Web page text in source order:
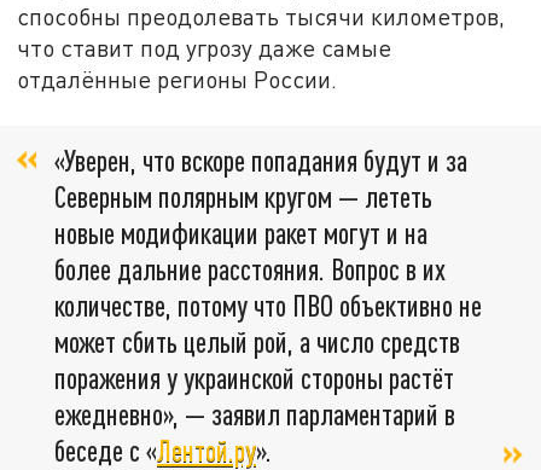
способны преодолевать тысячи километров,
что ставит под угрозу даже самые
отдалённые регионы России.
«Уверен, что вскоре попадания будут и за
Северным полярным кругом — лететь
новые модификации ракет могут и на
более дальние расстояния. Вопрос в их
количестве, потому что ПВО объективно не
может сбить целый рой, а число средств
поражения у украинской стороны растёт
ежедневно», — заявил парламентарий в
беседе с «Лентой.ру».